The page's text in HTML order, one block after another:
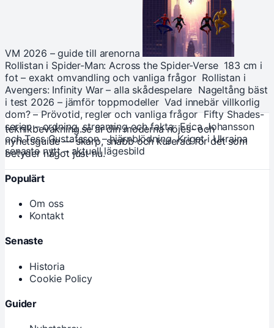
VM 2026 – guide till arenorna
Rollistan i Spider-Man: Across the Spider-Verse 183 cm i
fot – exakt omvandling och vanliga frågor Rollistan i
Avengers: Infinity War – alla skådespelare Nageltång bäst
i test 2026 – jämför toppmodeller Vad innebär villkorlig
dom? – Prövotid, regler och vanliga frågor Fifty Shades-
serien – ordning, streaming och fakta Erica Johansson
och Tess Gustafsson – hjärnblödning Kriget i Ukraina
senaste nytt – aktuell lägesbild
teknikbevakning.se är din moderna nöjes- och
nyhetsguide — skarp, snabb och kurerad för det som
betyder något just nu.
Populärt
Om oss
Kontakt
Senaste
Historia
Cookie Policy
Guider